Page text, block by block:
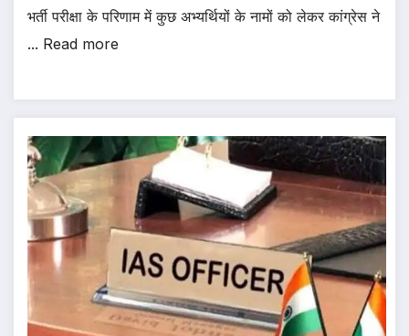
भर्ती परीक्षा के परिणाम में कुछ अभ्यर्थियों के नामों को लेकर कांग्रेस ने
... Read more